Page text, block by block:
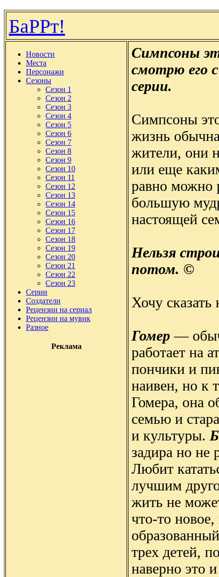
БаРРт!
Новости
Места
Персонажи
Сезоны
Сезон 1
Сезон 2
Сезон 3
Сезон 4
Сезон 5
Сезон 6
Сезон 7
Сезон 8
Сезон 9
Сезон 10
Сезон 11
Сезон 12
Сезон 13
Сезон 14
Сезон 15
Сезон 16
Сезон 17
Сезон 18
Сезон 19
Сезон 20
Сезон 21
Сезон 22
Сезон 23
Серии
Создатели
Рецензии на сериал
Рецензии на мувик
Разное
Реклама
Симпсоны
смотрю его
серии.
Симпсоны
жизнь
жители, они
или еще
равно можно
большую
настоящей
Нельзя
потом. ©
Хочу сказать
Гомер —
работает на
пончики и
наивен, но к
Гомера, она
семью и
и культуры.
задира но не
Любит
лучшим
жить не
что-то
трех детей,
наверно это